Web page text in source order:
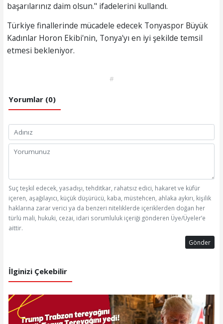
başarılarınız daim olsun." ifadelerini kullandı.
Türkiye finallerinde mücadele edecek Tonyaspor Büyük
Kadınlar Horon Ekibi'nin, Tonya'yı en iyi şekilde temsil
etmesi bekleniyor.
#
Yorumlar (0)
Suç teşkil edecek, yasadışı, tehditkar, rahatsız edici, hakaret ve küfür
içeren, aşağılayıcı, küçük düşürücü, kaba, müstehcen, ahlaka aykırı, kişilik
haklarına zarar verici ya da benzeri niteliklerde içeriklerden doğan her
türlü mali, hukuki, cezai, idari sorumluluk içeriği gönderen Üye/Üyeler’e
aittir.
Gönder
İlginizi Çekebilir